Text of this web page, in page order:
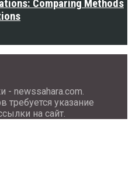
Comparing Methods
newssahara.com.
требуется указание
на сайт.